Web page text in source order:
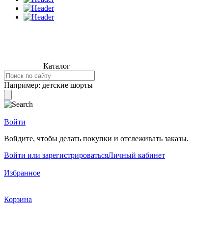
Каталог
Например: детские шорты
Войти
Войдите, чтобы делать покупки и отслеживать заказы.
Войти или зарегистрироватьсяЛичный кабинет
Избранное
Корзина